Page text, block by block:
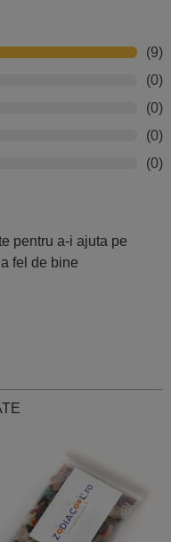
(9)
(0)
(0)
(0)
(0)
pentru a-i ajuta pe
fel de bine